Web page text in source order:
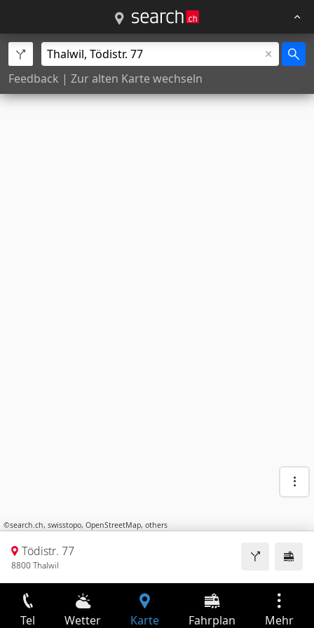
Feedback | Zur alten Karte wechseln
©search.ch, swisstopo, OpenStreetMap, others
Tödistr. 77
8800 Thalwil
Tel Wetter Karte Fahrplan Mehr